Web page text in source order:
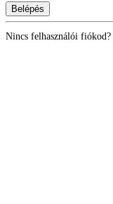
Belépés
Nincs felhasználói fiókod?